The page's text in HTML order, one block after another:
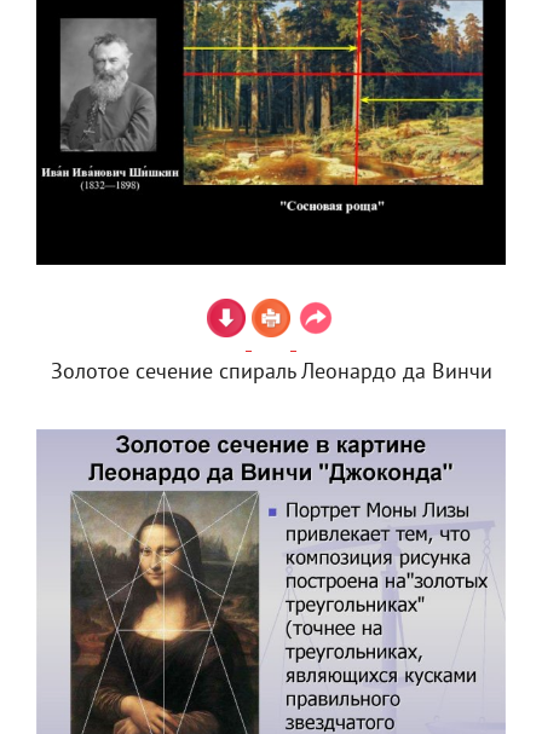
Золотое сечение спираль Леонардо да Винчи